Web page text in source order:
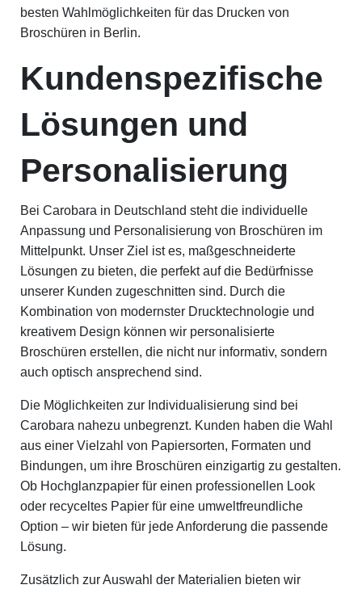
besten Wahlmöglichkeiten für das Drucken von
Broschüren in Berlin.
Kundenspezifische
Lösungen und
Personalisierung
Bei Carobara in Deutschland steht die individuelle
Anpassung und Personalisierung von Broschüren im
Mittelpunkt. Unser Ziel ist es, maßgeschneiderte
Lösungen zu bieten, die perfekt auf die Bedürfnisse
unserer Kunden zugeschnitten sind. Durch die
Kombination von modernster Drucktechnologie und
kreativem Design können wir personalisierte
Broschüren erstellen, die nicht nur informativ, sondern
auch optisch ansprechend sind.
Die Möglichkeiten zur Individualisierung sind bei
Carobara nahezu unbegrenzt. Kunden haben die Wahl
aus einer Vielzahl von Papiersorten, Formaten und
Bindungen, um ihre Broschüren einzigartig zu gestalten.
Ob Hochglanzpapier für einen professionellen Look
oder recyceltes Papier für eine umweltfreundliche
Option – wir bieten für jede Anforderung die passende
Lösung.
Zusätzlich zur Auswahl der Materialien bieten wir